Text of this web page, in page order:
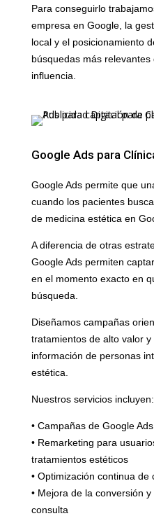
Para conseguirlo
empresa en Google, la
local y el posicionamiento
búsquedas más
influencia.
Google Ads para
Google Ads permite que
cuando los pacientes
de medicina estética en
A diferencia de otras
Google Ads permiten
en el momento exacto en
búsqueda.
Diseñamos campañas
tratamientos de alto valor
información de personas
estética.
Nuestros servicios incluyen:
• Campañas de Google
• Remarketing para
tratamientos estéticos
• Optimización continua de
• Mejora de la conversión
consulta